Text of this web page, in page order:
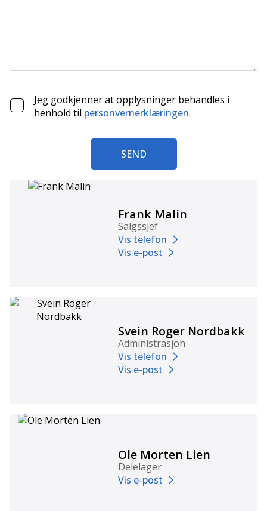
Jeg godkjenner at opplysninger behandles i
henhold til personvernerklæringen.
SEND
Frank Malin
Salgssjef
Vis telefon
Vis e-post
Svein Roger Nordbakk
Administrasjon
Vis telefon
Vis e-post
Ole Morten Lien
Delelager
Vis e-post